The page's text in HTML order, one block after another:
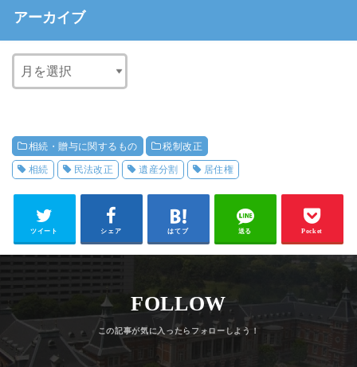
アーカイブ
相続・贈与に関するもの 税制改正
相続 民法改正 遺産分割 居住権
ツイート シェア はてブ 送る Pocket
FOLLOW